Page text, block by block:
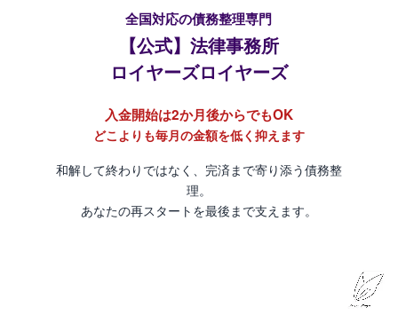
全国対応の債務整理専門
【公式】法律事務所
ロイヤーズロイヤーズ
入金開始は2か月後からでもOK
どこよりも毎月の金額を低く抑えます
和解して終わりではなく、完済まで寄り添う債務整
理。
あなたの再スタートを最後まで支えます。